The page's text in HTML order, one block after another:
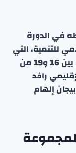
في الدورة
للتنمية، التي
أقيمت في العاصمة الأذربيجانية باكو بين 16 و19 من
رافد
إلهام